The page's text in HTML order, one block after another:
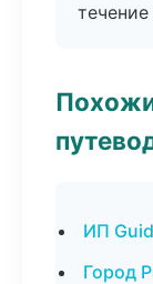
ИП
Город